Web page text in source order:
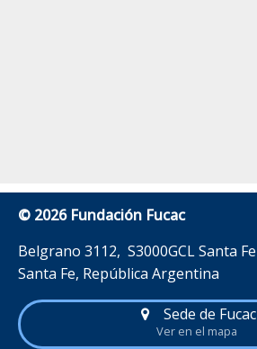
© 2026 Fundación Fucac
Belgrano 3112, S3000GCL Santa Fe
Santa Fe, República Argentina
Sede de Fucac
Ver en el mapa